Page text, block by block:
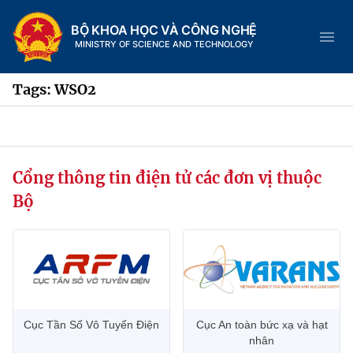
BỘ KHOA HỌC VÀ CÔNG NGHỆ
MINISTRY OF SCIENCE AND TECHNOLOGY
Trang chủ
Chức năng nhiệm vụ
Tin tức sự kiện
Hệ thống văn bản
Tags: WSO2
Cổng thông tin điện tử các đơn vị thuộc
Bộ
Cục Tần Số Vô Tuyến Điện
Cục An toàn bức xạ và hạt
nhân